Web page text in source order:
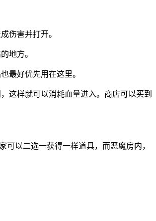
伤害并打开。
地方。
最好优先用在这里。
这样就可以消耗血量进入。商店可以买到
以二选一获得一样道具，而恶魔房内，